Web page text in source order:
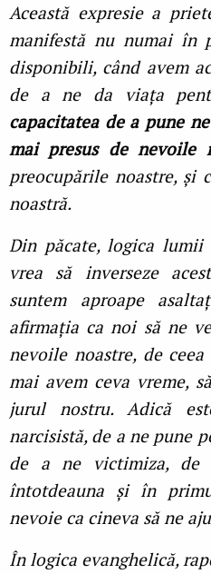
Această expresie a
manifestă nu numai în
disponibili, când avem
de a ne da viața
capacitatea de a pune
mai presus de nevoile
preocupările noastre, și
noastră.
Din păcate, logica lumii
vrea să inverseze
suntem aproape
afirmația ca noi să ne
nevoile noastre, de
mai avem ceva vreme,
jurul nostru. Adică
narcisistă, de a ne pune
de a ne victimiza, de
întotdeauna și în
nevoie ca cineva să ne
În logica evanghelică,